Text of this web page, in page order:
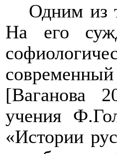
Одним из
На его
[Ваганова
учения
«Истории